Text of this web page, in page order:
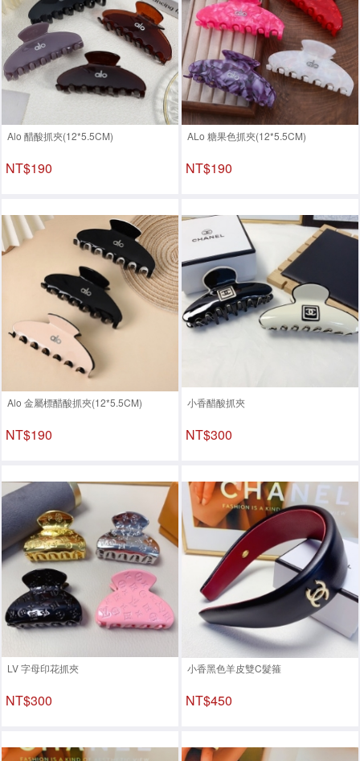
Alo 醋酸抓夾(12*5.5CM)
NT$190
ALo 糖果色抓夾(12*5.5CM)
NT$190
Alo 金屬標醋酸抓夾(12*5.5CM)
NT$190
小香醋酸抓夾
NT$300
LV 字母印花抓夾
NT$300
小香黑色羊皮雙C髮箍
NT$450